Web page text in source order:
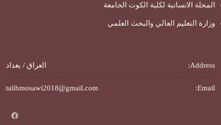
المجلة الانسانية لكلية الكوت الجامعة
وزارة التعليم العالي والبحث العلمي
Address: العراق / بغداد
Email:
talibmosawi2018@gmail.com